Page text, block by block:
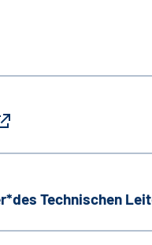
Technischen